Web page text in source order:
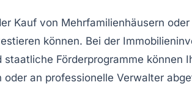
Kauf von Mehrfamilienhäusern oder
können. Bei der
Förderprogramme können
an professionelle Verwalter